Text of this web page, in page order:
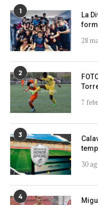
1
La
28
2
7
3
30
4